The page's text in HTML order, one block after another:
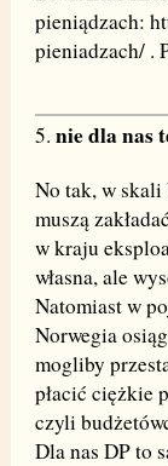
pieniądzach:
pieniadzach/ .
5. nie dla nas
No tak, w skali
muszą
w kraju
własna, ale
Natomiast w
Norwegia
mogliby
płacić ciężkie
czyli
Dla nas DP to